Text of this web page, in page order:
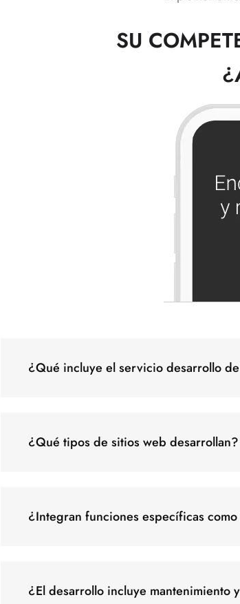
SU
¿Qué incluye el servicio desarrollo
¿Qué tipos de sitios web desarrollan?
¿Integran funciones específicas
¿El desarrollo incluye mantenimiento